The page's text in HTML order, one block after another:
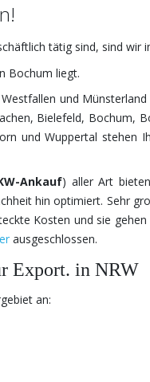
tätig sind, sind wir
Bochum liegt.
und Münsterland
Bielefeld, Bochum,
und Wuppertal stehen
Ankauf) aller Art
hin optimiert. Sehr
Kosten und sie gehen
ausgeschlossen.
Export. in NRW
an: